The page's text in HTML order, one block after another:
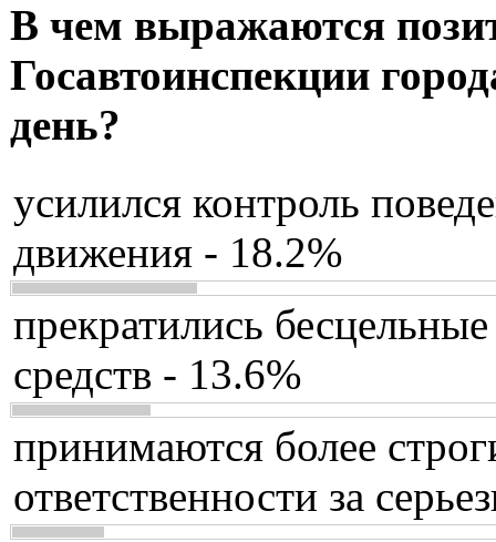
В чем выражаются
Госавтоинспекции
день?
усилился контроль
движения - 18.2%
прекратились
средств - 13.6%
принимаются более
ответственности за